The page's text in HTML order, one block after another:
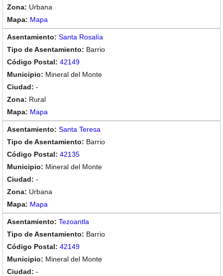
Urbana
Mapa
Santa Rosalía
Barrio
42149
Mineral del Monte
-
Rural
Mapa
Santa Teresa
Barrio
42135
Mineral del Monte
-
Urbana
Mapa
Tezoantla
Barrio
42149
Mineral del Monte
-